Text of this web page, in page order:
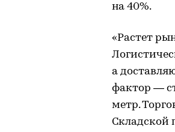
на 40%.
«Растет
а
фактор —
метр.
Складской